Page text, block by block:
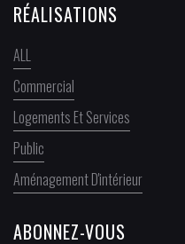
RÉALISATIONS
ALL
Commercial
Logements Et Services
Public
Aménagement D'intérieur
ABONNEZ-VOUS